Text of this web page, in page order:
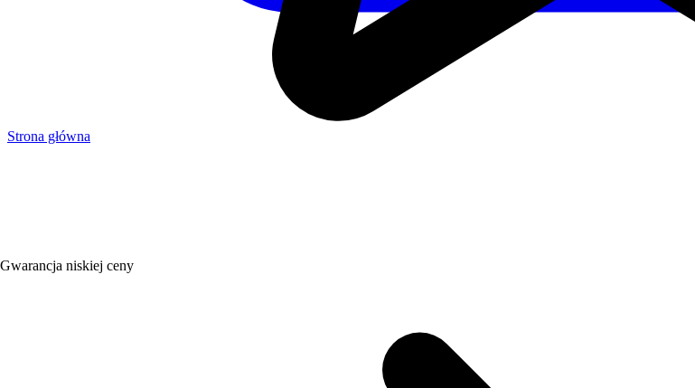
Gwarancja niskiej ceny
Strona główna